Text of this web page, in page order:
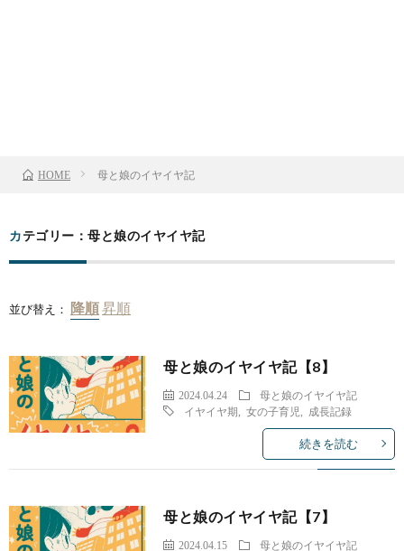
HOME 母と娘のイヤイヤ記
カテゴリー：母と娘のイヤイヤ記
並び替え：
母と娘のイヤイヤ記【8】
2024.04.24
母と娘のイヤイヤ記
イヤイヤ期
,女の子育児 成長記録
続きを読む
母と娘のイヤイヤ記【7】
2024.04.15
母と娘のイヤイヤ記